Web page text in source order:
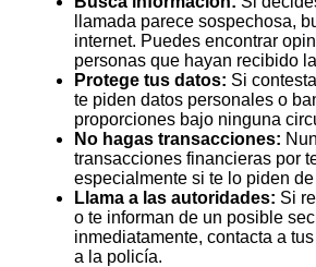
llamada parece sospechosa,
internet. Puedes encontrar
personas que hayan recibido
Protege tus datos: Si
te piden datos personales o
proporciones bajo ninguna
No hagas transacciones:
transacciones financieras por
especialmente si te lo piden
Llama a las autoridades: Si
o te informan de un posible
inmediatamente, contacta a
a la policía.